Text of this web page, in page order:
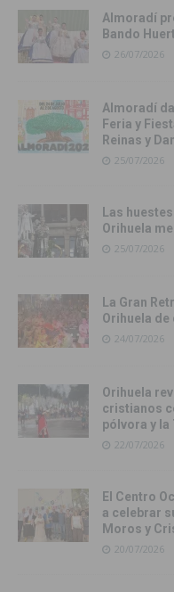
Almoradí
Bando
26/07/2026
Almoradí
Feria y
Reinas y
25/07/2026
Las
Orihuela
25/07/2026
La Gran
Orihuela
24/07/2026
Orihuela
cristianos
pólvora y
22/07/2026
El Centro
a celebrar
Moros y
20/07/2026